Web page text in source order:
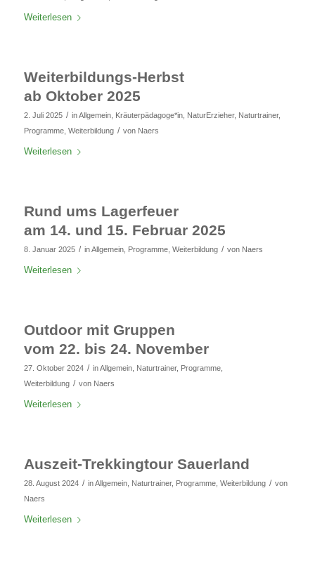
Weiterlesen
Weiterbildungs-Herbst
ab Oktober 2025
2. Juli 2025 / inAllgemein, Kräuterpädagoge*in, NaturErzieher, Naturtrainer,
Programme, Weiterbildung / von Naers
Weiterlesen
Rund ums Lagerfeuer
am 14. und 15. Februar 2025
8. Januar 2025 / inAllgemein, Programme, Weiterbildung / von Naers
Weiterlesen
Outdoor mit Gruppen
vom 22. bis 24. November
27. Oktober 2024 / inAllgemein, Naturtrainer, Programme,
Weiterbildung / von Naers
Weiterlesen
Auszeit-Trekkingtour Sauerland
28. August 2024 / inAllgemein, Naturtrainer, Programme, Weiterbildung / von
Naers
Weiterlesen